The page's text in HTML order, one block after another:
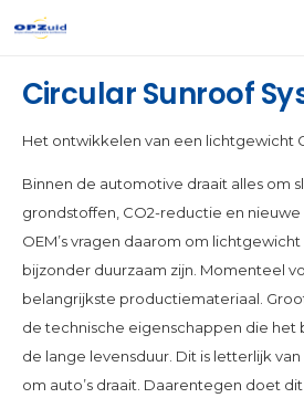
Circular Sunroof
Het ontwikkelen van een lichtgewicht
Binnen de automotive draait alles om
grondstoffen, CO2-reductie en
OEM’s vragen daarom om
bijzonder duurzaam zijn. Momenteel
belangrijkste productiemateriaal.
de technische eigenschappen die het
de lange levensduur. Dit is letterlijk
om auto’s draait. Daarentegen doet